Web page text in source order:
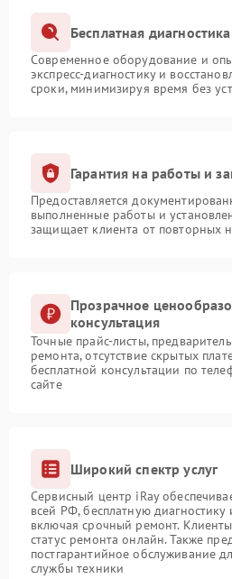
Бесплатная
Современное оборудование и
экспресс-диагностику и
сроки, минимизируя время без
Гарантия на работы и
Предоставляется
выполненные работы и
защищает клиента от повторных
Прозрачное
консультация
Точные прайс-листы,
ремонта, отсутствие скрытых
бесплатной консультации по
сайте
Широкий спектр услуг
Сервисный центр iRay
всей РФ, бесплатную
включая срочный ремонт.
статус ремонта онлайн. Также
постгарантийное обслуживание
службы техники